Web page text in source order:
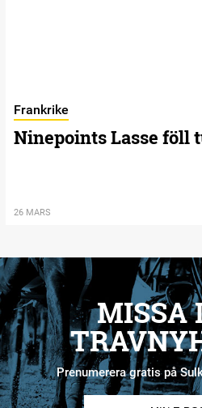
Frankrike
Ninepoints Lasse föll
26 MARS
MISSA
Prenumerera gratis på